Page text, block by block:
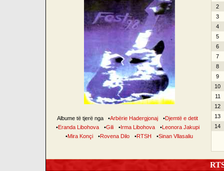
Albume të tjerë nga •Arbërie Hadergjonaj •Djemtë e detit
•Eranda Libohova •Gili •Irma Libohova •Leonora Jakupi
•Mira Konçi •Rovena Dilo •RTSH •Sinan Vllasaliu
2
3
4
5
6
7
8
9
10
11
12
13
14